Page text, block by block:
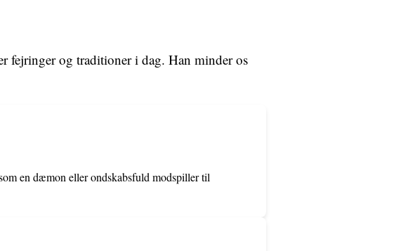
fejringer og traditioner i dag. Han minder os
en dæmon eller ondskabsfuld modspiller til